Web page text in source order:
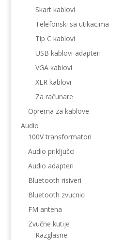
Skart kablovi
Telefonski sa utikacima
Tip C kablovi
USB kablovi-adapteri
VGA kablovi
XLR kablovi
Za računare
Oprema za kablove
Audio
100V transformatori
Audio priključci
Audio adapteri
Bluetooth risiveri
Bluetooth zvucnici
FM antena
Zvučne kutije
Razglasne